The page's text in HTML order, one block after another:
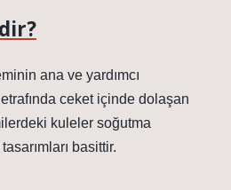
ana ve yardımcı
ceket içinde dolaşan
kuleler soğutma
basittir.